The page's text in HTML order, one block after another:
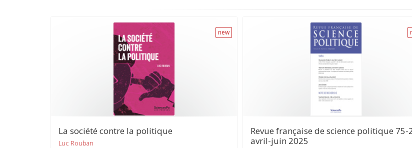
new
La société contre la politique
Luc Rouban
Revue française de science politique 75-
avril-juin 2025